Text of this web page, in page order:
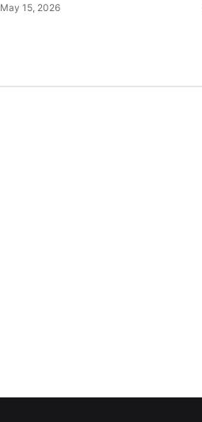
May 15, 2026